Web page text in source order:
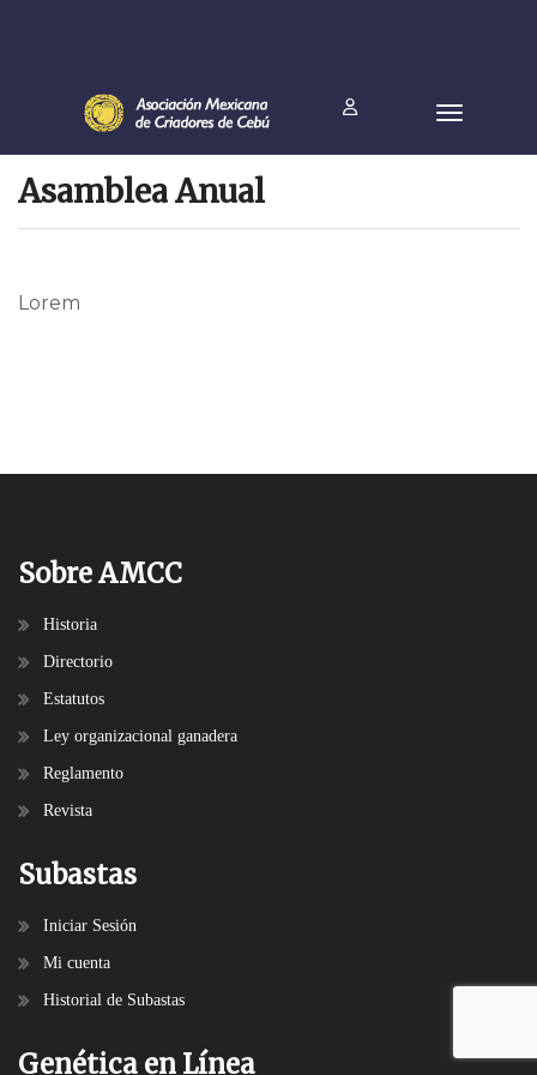
Asamblea Anual
Lorem
Sobre AMCC
Historia
Directorio
Estatutos
Ley organizacional ganadera
Reglamento
Revista
Subastas
Iniciar Sesión
Mi cuenta
Historial de Subastas
Genética en Línea